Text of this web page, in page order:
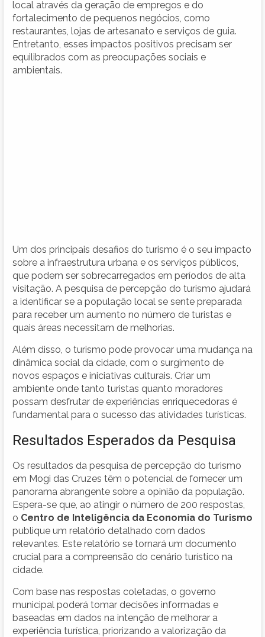
local através da geração de empregos e do
fortalecimento de pequenos negócios, como
restaurantes, lojas de artesanato e serviços de guia.
Entretanto, esses impactos positivos precisam ser
equilibrados com as preocupações sociais e
ambientais.
Um dos principais desafios do turismo é o seu impacto
sobre a infraestrutura urbana e os serviços públicos,
que podem ser sobrecarregados em períodos de alta
visitação. A pesquisa de percepção do turismo ajudará
a identificar se a população local se sente preparada
para receber um aumento no número de turistas e
quais áreas necessitam de melhorias.
Além disso, o turismo pode provocar uma mudança na
dinâmica social da cidade, com o surgimento de
novos espaços e iniciativas culturais. Criar um
ambiente onde tanto turistas quanto moradores
possam desfrutar de experiências enriquecedoras é
fundamental para o sucesso das atividades turísticas.
Resultados Esperados da Pesquisa
Os resultados da pesquisa de percepção do turismo
em Mogi das Cruzes têm o potencial de fornecer um
panorama abrangente sobre a opinião da população.
Espera-se que, ao atingir o número de 200 respostas,
o Centro de Inteligência da Economia do Turismo
publique um relatório detalhado com dados
relevantes. Este relatório se tornará um documento
crucial para a compreensão do cenário turístico na
cidade.
Com base nas respostas coletadas, o governo
municipal poderá tomar decisões informadas e
baseadas em dados na intenção de melhorar a
experiência turística, priorizando a valorização da